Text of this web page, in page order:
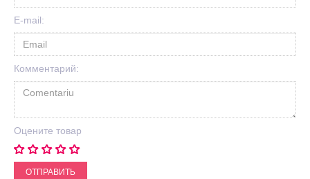
E-mail:
Комментарий:
Оцените товар
ОТПРАВИТЬ